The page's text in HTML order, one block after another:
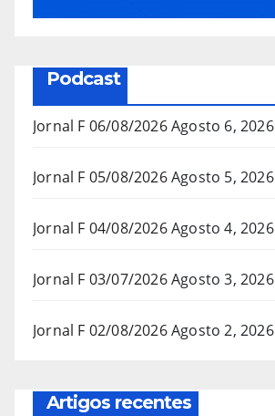
Podcast
Jornal F 06/08/2026Agosto 6, 2026
Jornal F 05/08/2026Agosto 5, 2026
Jornal F 04/08/2026Agosto 4, 2026
Jornal F 03/07/2026Agosto 3, 2026
Jornal F 02/08/2026Agosto 2, 2026
Artigos recentes